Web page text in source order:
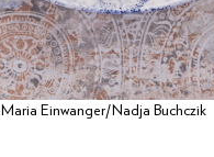
Einwanger/Nadja Buchczik